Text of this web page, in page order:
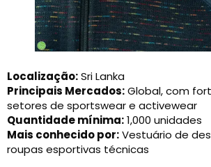
Localização:Sri Lanka
Principais Mercados:Global, com
setores de sportswear e activewear
Quantidade mínima:1,000 unidades
Mais conhecido por:Vestuário de
roupas esportivas técnicas